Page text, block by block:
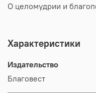
О целомудрии и
Характеристики
Издательство
Благовест